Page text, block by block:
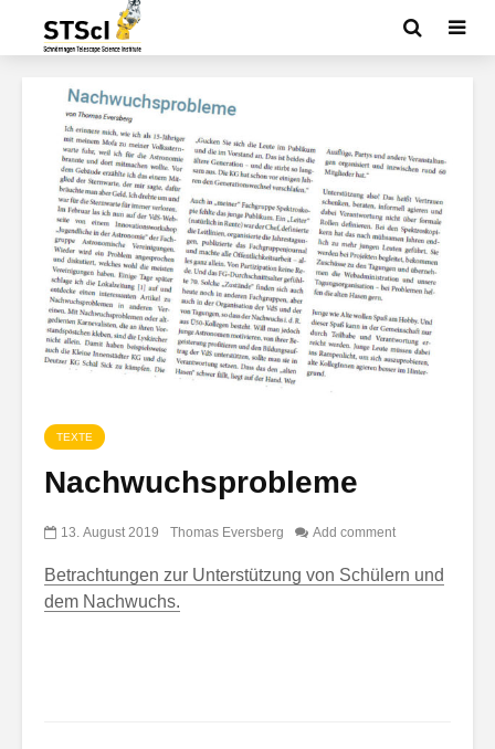
TEXTE
Nachwuchsprobleme
13. August 2019 Thomas Eversberg Add comment
Betrachtungen zur Unterstützung von Schülern und
dem Nachwuchs.